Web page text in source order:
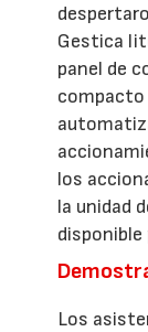
Gestica
panel de
compacto
los
la unidad
Los